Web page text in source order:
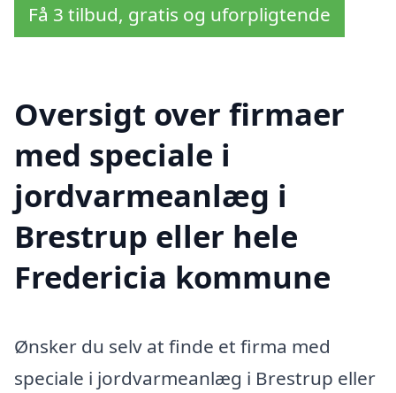
Få 3 tilbud, gratis og uforpligtende
Oversigt over firmaer
med speciale i
jordvarmeanlæg i
Brestrup eller hele
Fredericia kommune
Ønsker du selv at finde et firma med
speciale i jordvarmeanlæg i Brestrup eller